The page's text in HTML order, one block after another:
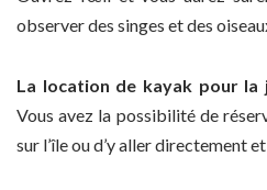
observer des singes et des
La location de kayak pour la
Vous avez la possibilité de
sur l’île ou d’y aller directement